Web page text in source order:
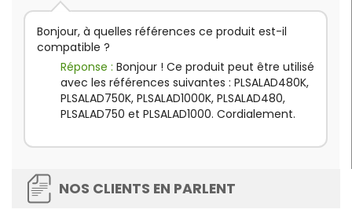
Bonjour, à quelles références ce produit est-il
compatible ?
Réponse : Bonjour ! Ce produit peut être utilisé
avec les références suivantes : PLSALAD480K,
PLSALAD750K, PLSALAD1000K, PLSALAD480,
PLSALAD750 et PLSALAD1000. Cordialement.
NOS CLIENTS EN PARLENT